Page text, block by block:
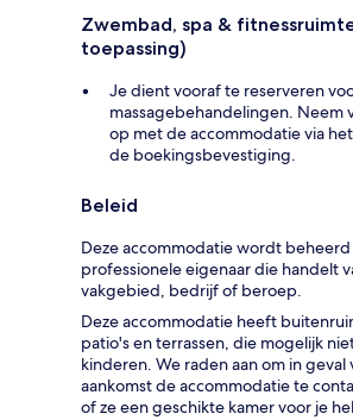
Zwembad, spa &
toepassing)
Je dient vooraf te reserveren
massagebehandelingen. Neem
op met de accommodatie via
de boekingsbevestiging.
Beleid
Deze accommodatie wordt
professionele eigenaar die handelt
vakgebied, bedrijf of beroep.
Deze accommodatie heeft
patio's en terrassen, die mogelijk
kinderen. We raden aan om in
aankomst de accommodatie te
of ze een geschikte kamer voor je